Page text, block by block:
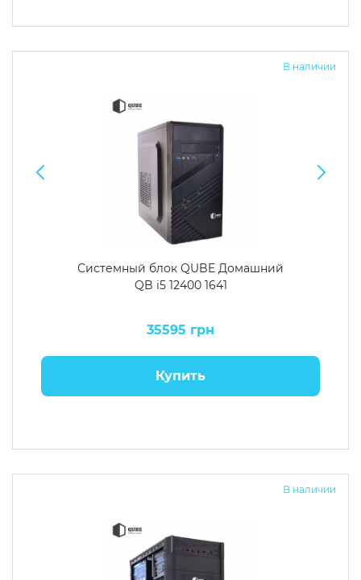
В наличии
Системный блок QUBE Домашний
QB i5 12400 1641
35595 грн
Купить
В наличии